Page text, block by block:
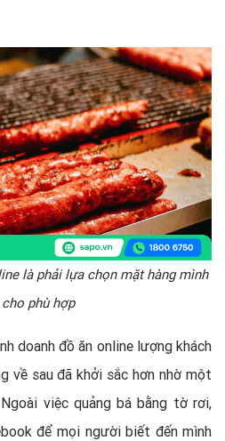
là phải lựa chọn mặt hàng mình
phù hợp
doanh đồ ăn online lượng khách
về sau đã khởi sắc hơn nhờ một
việc quảng bá bằng tờ rơi,
để mọi người biết đến mình